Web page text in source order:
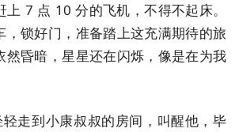
7 点 10 分的飞机，不得不起床。
，锁好门，准备踏上这充满期待的旅
然昏暗，星星还在闪烁，像是在为我
走到小康叔叔的房间，叫醒他，毕